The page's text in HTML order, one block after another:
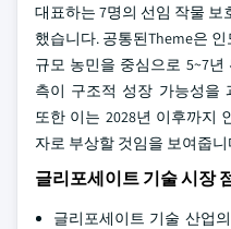
대표하는 7명의 선임 작물 보
했습니다. 공통된Theme은
규모 농민을 중심으로 5~7
측이 구조적 성장 가능성을
또한 이는 2028년 이후까지
자로 부상할 것임을 보여줍니
글리포세이트 기술 시장
글리포세이트 기술 산업